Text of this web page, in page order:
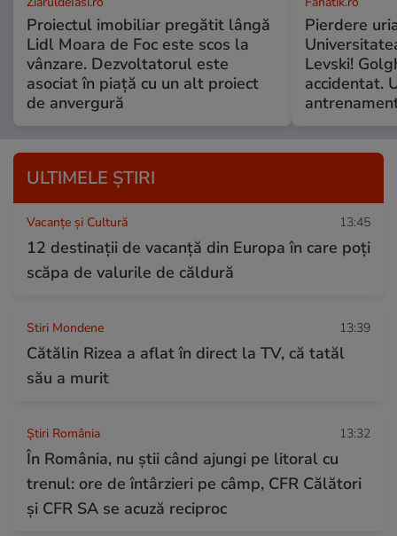
Proiectul imobiliar pregătit lângă
Lidl Moara de Foc este scos la
vânzare. Dezvoltatorul este
asociat în piață cu un alt proiect
de anvergură
Pierdere
Levski!
accidentat.
ULTIMELE ȘTIRI
Vacanțe și Cultură 13:45
12 destinații de vacanță din Europa în care poți
scăpa de valurile de căldură
Stiri Mondene 13:39
Cătălin Rizea a aflat în direct la TV, că tatăl
său a murit
Știri România 13:32
În România, nu știi când ajungi pe litoral cu
trenul: ore de întârzieri pe câmp, CFR Călători
și CFR SA se acuză reciproc